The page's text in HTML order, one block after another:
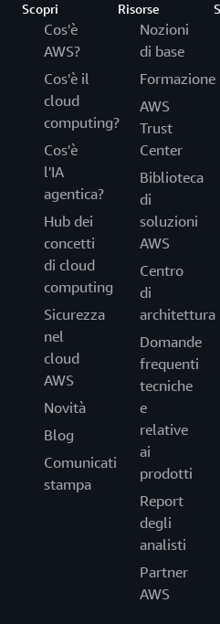
Scopri
Cos'è
AWS?
Cos'è il
cloud
computing?
Cos'è
l'IA
agentica?
Hub dei
concetti
di cloud
computing
Sicurezza
nel
cloud
AWS
Novità
Blog
Comunicati
stampa
Risorse
Nozioni
di base
Formazione
AWS
Trust
Center
Biblioteca
di
soluzioni
AWS
Centro
di
architettura
Domande
frequenti
tecniche
e
relative
ai
prodotti
Report
degli
analisti
Partner
AWS